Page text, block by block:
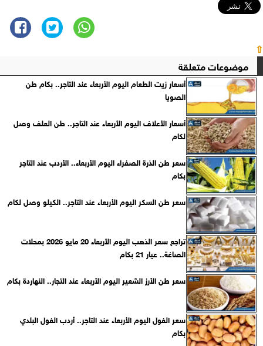
⇧
موضوعات متعلقة
أسعار زيت الطعام اليوم الأربعاء عند التاجر.. بكام طن
الصويا
أسعار الأعلاف اليوم الأربعاء عند التاجر.. طن العلف وصل
لكام
سعر طن الذرة الصفراء اليوم الأربعاء.. الأردب عند التاجر
بكام
سعر طن السكر اليوم الأربعاء عند التاجر.. الكيلو وصل لكام
تراجع سعر الذهب اليوم الأربعاء 20 مايو 2026 بمحلات
الصاغة.. عيار 21 بكام
سعر طن الأرز الشعير اليوم الأربعاء عند التجار.. النهاردة بكام
سعر الفول اليوم الأربعاء عند التاجر.. أردب الفول البلدي
بكام